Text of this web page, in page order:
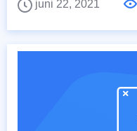
juni 22, 2021